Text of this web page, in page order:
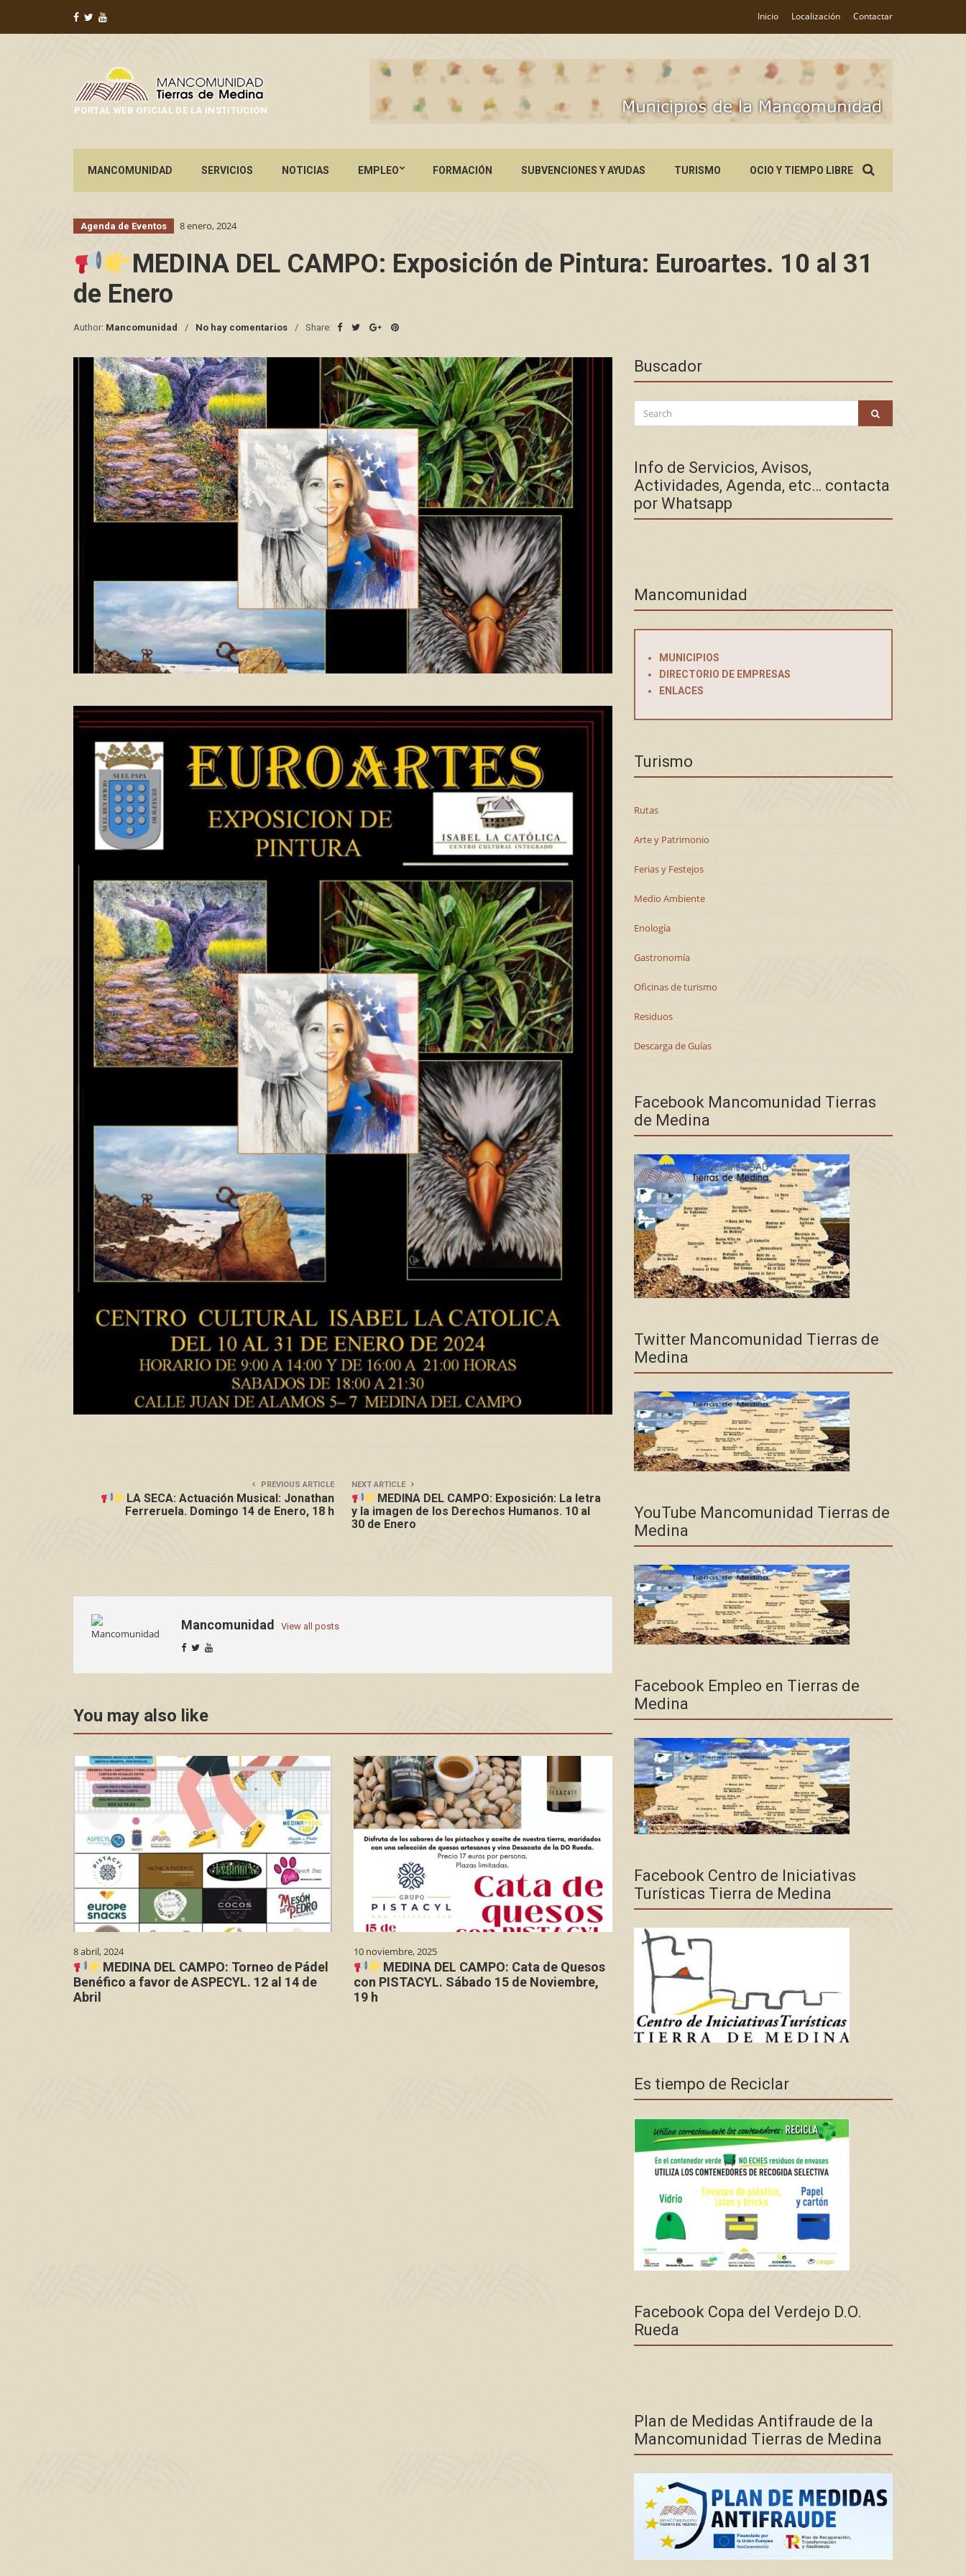
Inicio Localización Contactar
PORTAL WEB OFICIAL DE LA INSTITUCIÓN
MANCOMUNIDAD SERVICIOS NOTICIAS EMPLEO FORMACIÓN SUBVENCIONES Y AYUDAS TURISMO OCIO Y TIEMPO LIBREfor:
Agenda de Eventos 8 enero, 2024
MEDINA DEL CAMPO: Exposición de Pintura: Euroartes. 10 al 31
de Enero
Author: Mancomunidad No hay comentarios Share:
PREVIOUS ARTICLE
LA SECA: Actuación Musical: Jonathan
Ferreruela. Domingo 14 de Enero, 18 h
NEXT ARTICLE
MEDINA DEL CAMPO: Exposición: La letra
y la imagen de los Derechos Humanos. 10 al
30 de Enero
Mancomunidad View all posts
You may also like
8 abril, 2024
MEDINA DEL CAMPO: Torneo de Pádel
Benéfico a favor de ASPECYL. 12 al 14 de
Abril
10 noviembre, 2025
MEDINA DEL CAMPO: Cata de Quesos
con PISTACYL. Sábado 15 de Noviembre,
19 h
Buscador
Search
for:
Info de Servicios, Avisos,
Actividades, Agenda, etc… contacta
por Whatsapp
Mancomunidad
MUNICIPIOS
DIRECTORIO DE EMPRESAS
ENLACES
Turismo
Rutas
Arte y Patrimonio
Ferias y Festejos
Medio Ambiente
Enología
Gastronomía
Oficinas de turismo
Residuos
Descarga de Guías
Facebook Mancomunidad Tierras
de Medina
Twitter Mancomunidad Tierras de
Medina
YouTube Mancomunidad Tierras de
Medina
Facebook Empleo en Tierras de
Medina
Facebook Centro de Iniciativas
Turísticas Tierra de Medina
Es tiempo de Reciclar
Facebook Copa del Verdejo D.O.
Rueda
Plan de Medidas Antifraude de la
Mancomunidad Tierras de Medina